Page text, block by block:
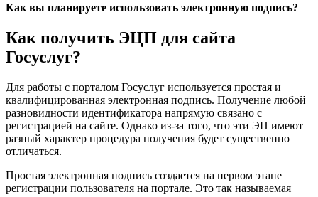
Как вы планируете использовать электронную подпись?
Как получить ЭЦП для сайта
Госуслуг?
Для работы с порталом Госуслуг используется простая и
квалифицированная электронная подпись. Получение любой
разновидности идентификатора напрямую связано с
регистрацией на сайте. Однако из-за того, что эти ЭП имеют
разный характер процедура получения будет существенно
отличаться.
Простая электронная подпись создается на первом этапе
регистрации пользователя на портале. Это так называемая